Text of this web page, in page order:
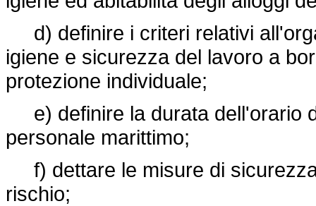
d) definire i criteri relativi
igiene e sicurezza del lavoro a
protezione individuale;
e) definire la durata dell'orario
personale marittimo;
f) dettare le misure di
rischio;